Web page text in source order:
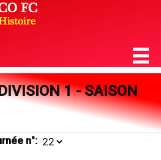
1 - SAISON
n°: